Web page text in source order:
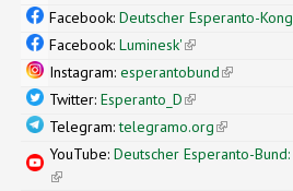
Facebook:Deutscher Esperanto-
Facebook:Luminesk'(link is external)
Instagram:esperantobund(link is
Twitter:Esperanto_D(link is external)
Telegram:telegramo.org(link is
YouTube:Deutscher Esperanto-
(link is external)